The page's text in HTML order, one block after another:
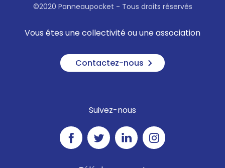
©2020 Panneaupocket - Tous droits réservés
Vous êtes une collectivité ou une association
Contactez-nous
Suivez-nous